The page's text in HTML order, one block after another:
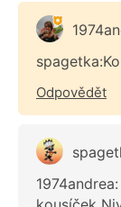
Odpovědět